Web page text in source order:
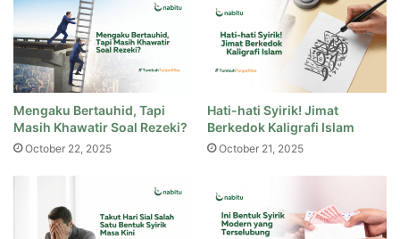
Mengaku Bertauhid, Tapi
Masih Khawatir Soal Rezeki?
October 22, 2025
Hati-hati Syirik! Jimat
Berkedok Kaligrafi Islam
October 21, 2025